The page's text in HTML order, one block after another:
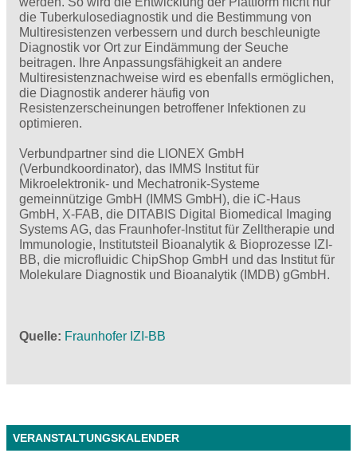
die Tuberkulosediagnostik und die Bestimmung von
Multiresistenzen verbessern und durch beschleunigte
Diagnostik vor Ort zur Eindämmung der Seuche
beitragen. Ihre Anpassungsfähigkeit an andere
Multiresistenznachweise wird es ebenfalls ermöglichen,
die Diagnostik anderer häufig von
Resistenzerscheinungen betroffener Infektionen zu
optimieren.
Verbundpartner sind die LIONEX GmbH
(Verbundkoordinator), das IMMS Institut für
Mikroelektronik- und Mechatronik-Systeme
gemeinnützige GmbH (IMMS GmbH), die iC-Haus
GmbH, X-FAB, die DITABIS Digital Biomedical Imaging
Systems AG, das Fraunhofer-Institut für Zelltherapie und
Immunologie, Institutsteil Bioanalytik & Bioprozesse IZI-
BB, die microfluidic ChipShop GmbH und das Institut für
Molekulare Diagnostik und Bioanalytik (IMDB) gGmbH.
Quelle Fraunhofer IZI-BB
VERANSTALTUNGSKALENDER